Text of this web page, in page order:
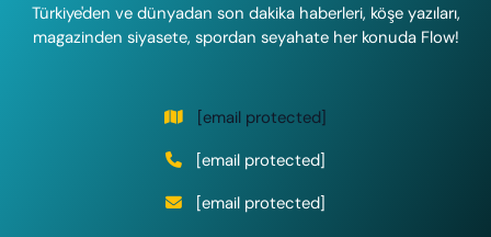
Türkiye'den ve dünyadan son dakika haberleri, köşe yazıları,
magazinden siyasete, spordan seyahate her konuda Flow!
[email protected]
[email protected]
[email protected]